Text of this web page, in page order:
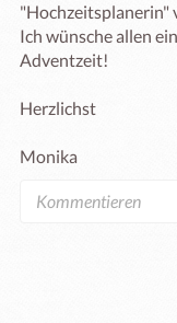
"Hochzeitsplanerin"
Ich wünsche allen
Adventzeit!
Herzlichst
Monika